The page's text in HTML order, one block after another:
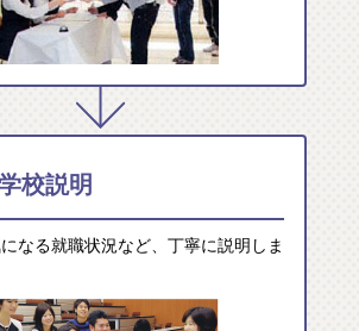
校説明
なる就職状況など、丁寧に説明しま